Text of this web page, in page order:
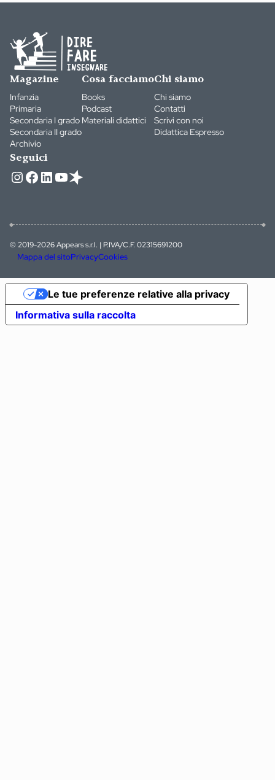
Magazine
Infanzia
Primaria
Secondaria I grado
Secondaria II grado
Archivio
Cosa facciamo
Books
Podcast
Materiali didattici
Chi siamo
Chi siamo
Contatti
Scrivi con noi
Didattica Espresso
Seguici
Instagram
Facebook
LinkedIn
YouTube
© 2019-2026 Appears s.r.l. | P.IVA/C.F. 02315691200
Mappa del sitoPrivacyCookies
Informativa sulla raccolta
Le tue preferenze relative alla privacy